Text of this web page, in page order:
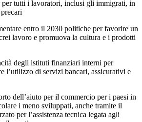
per tutti i lavoratori, inclusi gli immigrati, in
entro il 2030 politiche per favorire un
lavoro e promuova la cultura e i prodotti
degli istituti finanziari interni per
l’utilizzo di servizi bancari, assicurativi e
dell’aiuto per il commercio per i paesi in
i meno sviluppati, anche tramite il
per l’assistenza tecnica legata agli